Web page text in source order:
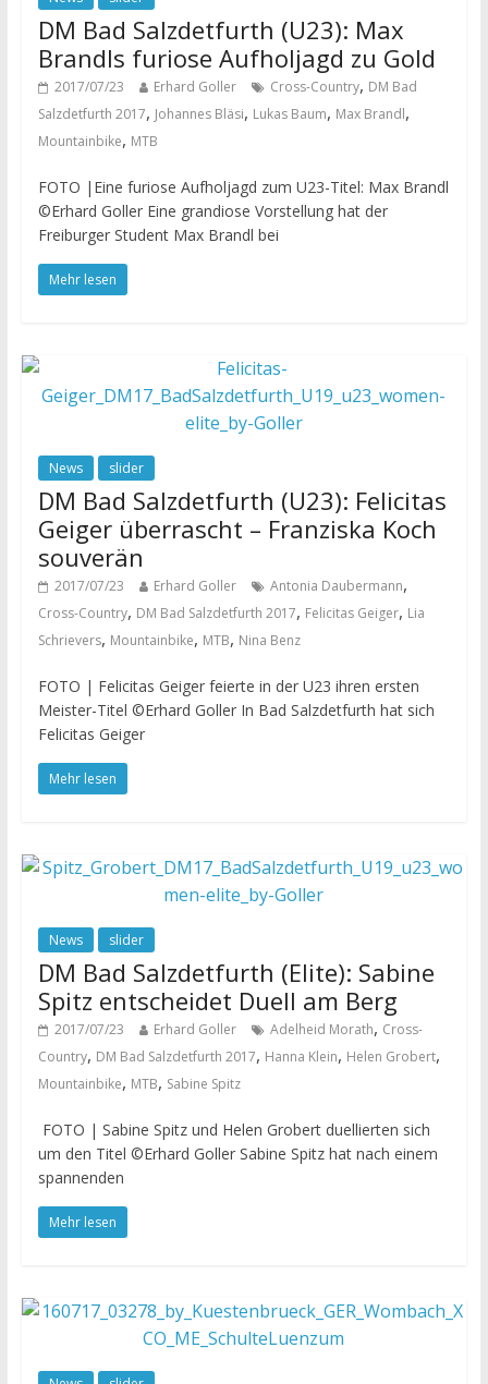
DM Bad Salzdetfurth (U23): Max
Brandls furiose Aufholjagd zu Gold
2017/07/23 Erhard Goller Cross-Country, DM Bad
Salzdetfurth 2017, Johannes Bläsi, Lukas Baum, Max Brandl,
Mountainbike, MTB
FOTO |Eine furiose Aufholjagd zum U23-Titel: Max Brandl
©Erhard Goller Eine grandiose Vorstellung hat der
Freiburger Student Max Brandl bei
Mehr lesen
News slider
DM Bad Salzdetfurth (U23): Felicitas
Geiger überrascht – Franziska Koch
souverän
2017/07/23 Erhard Goller Antonia Daubermann,
Cross-Country, DM Bad Salzdetfurth 2017, Felicitas Geiger, Lia
Schrievers, Mountainbike, MTB, Nina Benz
FOTO | Felicitas Geiger feierte in der U23 ihren ersten
Meister-Titel ©Erhard Goller In Bad Salzdetfurth hat sich
Felicitas Geiger
Mehr lesen
News slider
DM Bad Salzdetfurth (Elite): Sabine
Spitz entscheidet Duell am Berg
2017/07/23 Erhard Goller Adelheid Morath, Cross-
Country, DM Bad Salzdetfurth 2017, Hanna Klein, Helen Grobert,
Mountainbike, MTB, Sabine Spitz
FOTO | Sabine Spitz und Helen Grobert duellierten sich
um den Titel ©Erhard Goller Sabine Spitz hat nach einem
spannenden
Mehr lesen